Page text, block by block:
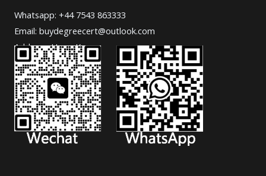
Whatsapp: +44 7543 863333
Email: buydegreecert@outlook.com
Address: Hong Kong.